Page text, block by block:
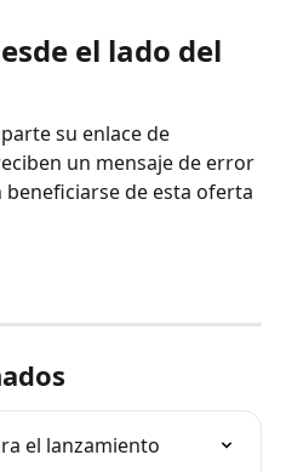
el lado del
su enlace de
un mensaje de error
de esta oferta
el lanzamiento